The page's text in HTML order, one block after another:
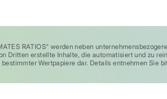
RATIOS“ werden neben
Dritten erstellte Inhalte, die automatisiert und zu
bestimmter Wertpapiere dar. Details entnehmen Sie